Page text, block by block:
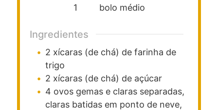
1
bolo médio
Ingredientes
2 xícaras (de chá) de farinha de
trigo
2 xícaras (de chá) de açúcar
4 ovos gemas e claras separadas,
claras batidas em ponto de neve,